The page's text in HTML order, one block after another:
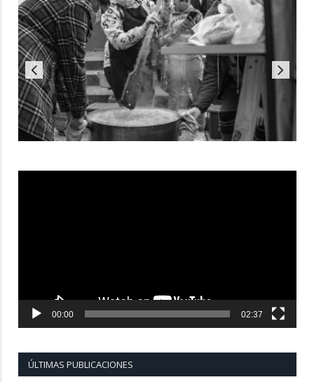
00:00 02:37
ÚLTIMAS PUBLICACIONES